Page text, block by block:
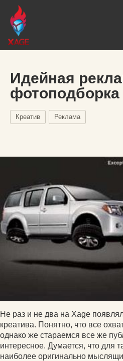
Идейная
фотоподборка
Креатив Реклама
Не раз и не два на Xage
креатива. Понятно, что все
однако же стараемся все же
интересное. Думается, что для
наиболее оригинально